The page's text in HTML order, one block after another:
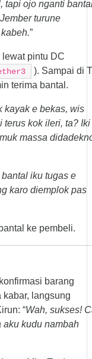
tapi ojo nganti
turune
”
lewat pintu DC
). Sampai di
terima bantal.
kayak e bekas, wis
terus kok ileri, ta? Iki
massa
iku tugas e
karo diemplok pas
ke pembeli.
barang
langsung
“Wah, sukses!
aku kudu nambah